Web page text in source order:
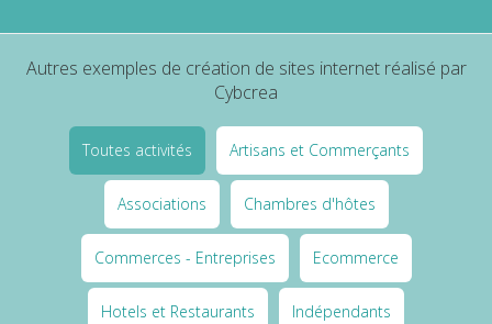
Autres exemples de création de sites internet réalisé par
Cybcrea
Toutes activités Artisans et Commerçants
Associations Chambres d'hôtes
Commerces - Entreprises Ecommerce
Hotels et Restaurants Indépendants